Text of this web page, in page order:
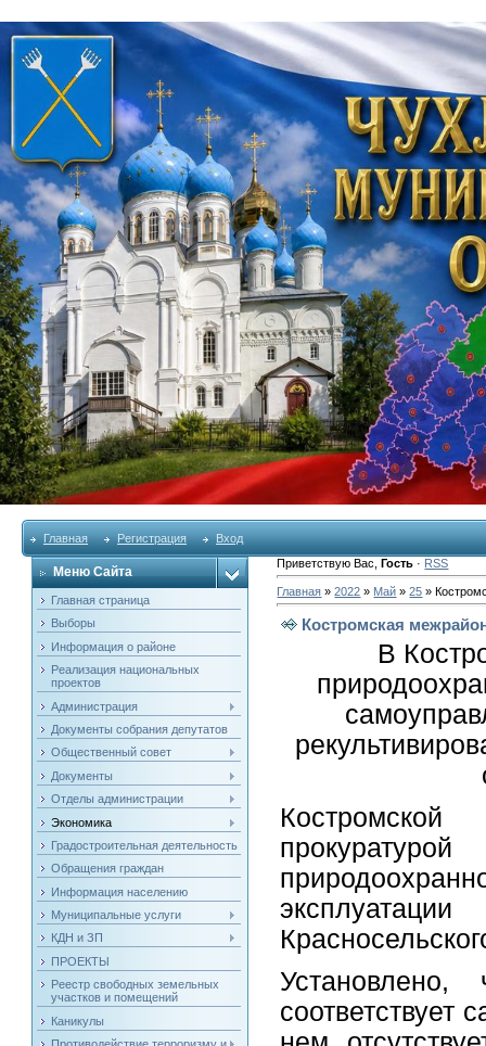
Главная Регистрация Вход
Меню Сайта
Главная страница
Выборы
Информация о районе
Реализация национальных
проектов
Администрация
Документы собрания депутатов
Общественный совет
Документы
Отделы администрации
Экономика
Градостроительная деятельность
Обращения граждан
Информация населению
Муниципальные услуги
КДН и ЗП
ПРОЕКТЫ
Реестр свободных земельных
участков и помещений
Каникулы
Приветствую Вас ,Гость · RSS
Главная »2022 » Май » 25 »
Костромская
В
соответствует